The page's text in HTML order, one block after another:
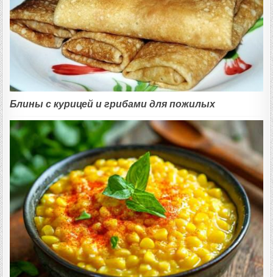
Блины с курицей и грибами для пожилых